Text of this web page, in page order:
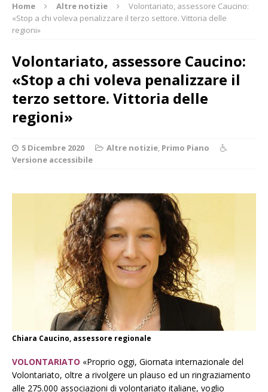
Home Altre notizie
Volontariato, assessore Caucino:
«Stop a chi voleva penalizzare il terzo settore. Vittoria delle
regioni»
Volontariato, assessore Caucino:
«Stop a chi voleva penalizzare il
terzo settore. Vittoria delle
regioni»
5 Dicembre 2020 Altre notizie, Primo Piano
Versione accessibile
Chiara Caucino, assessore regionale
VOLONTARIATO «Proprio oggi, Giornata internazionale del
Volontariato, oltre a rivolgere un plauso ed un ringraziamento
alle 275.000 associazioni di volontariato italiane, voglio